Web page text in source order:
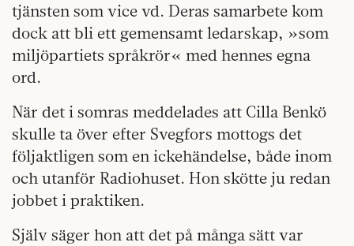
tjänsten som vice vd. Deras samarbete kom
dock att bli ett gemensamt ledarskap, »som
miljöpartiets språkrör« med hennes egna
ord.
När det i somras meddelades att Cilla Benkö
skulle ta över efter Svegfors mottogs det
följaktligen som en ickehändelse, både inom
och utanför Radiohuset. Hon skötte ju redan
jobbet i praktiken.
Själv säger hon att det på många sätt var